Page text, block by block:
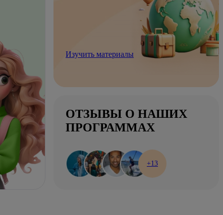
Изучить материалы
ОТЗЫВЫ О НАШИХ
ПРОГРАММАХ
+13